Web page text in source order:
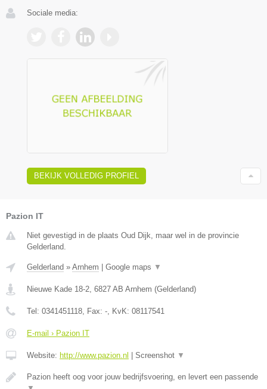
Sociale media:
BEKIJK VOLLEDIG PROFIEL
Pazion IT
Niet gevestigd in de plaats Oud Dijk, maar wel in de provincie
Gelderland.
Gelderland » Arnhem Google maps ▼
Nieuwe Kade 18-2 6827 AB Arnhem (Gelderland)
Tel: 0341451118 , Fax: - , KvK: 08117541
E-mail › Pazion IT
Website: http://www.pazion.nl Screenshot ▼
Pazion heeft oog voor jouw bedrijfsvoering, en levert een passende